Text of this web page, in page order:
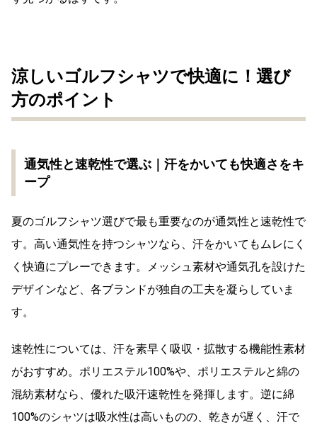
涼しいゴルフシャツで快適に！選び
方のポイント
通気性と速乾性で選ぶ｜汗をかいても快適さをキ
ープ
夏のゴルフシャツ選びで最も重要なのが通気性と速乾性で
す。高い通気性を持つシャツなら、汗をかいてもムレにく
く快適にプレーできます。メッシュ素材や通気孔を設けた
デザインなど、各ブランドが独自の工夫を凝らしていま
す。
速乾性については、汗を素早く吸収・拡散する機能性素材
がおすすめ。ポリエステル100%や、ポリエステルと綿の
混紡素材なら、優れた吸汗速乾性を発揮します。逆に綿
100%のシャツは吸水性は高いものの、乾きが遅く、汗で